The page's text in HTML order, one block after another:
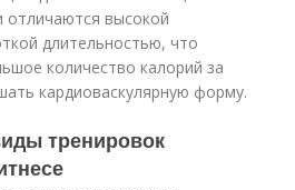
отличаются высокой
длительностью, что
количество калорий за
кардиоваскулярную форму.
тренировок